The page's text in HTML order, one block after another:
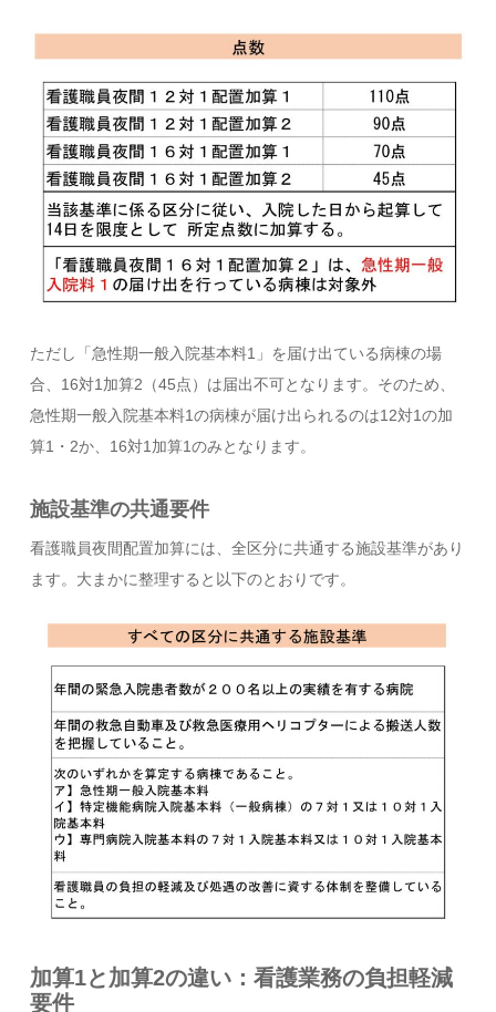
ただし「急性期一般入院基本料1」を届け出ている病棟の場
合、16対1加算2（45点）は届出不可となります。そのため、
急性期一般入院基本料1の病棟が届け出られるのは12対1の加
算1・2か、16対1加算1のみとなります。
施設基準の共通要件
看護職員夜間配置加算には、全区分に共通する施設基準があり
ます。大まかに整理すると以下のとおりです。
加算1と加算2の違い：看護業務の負担軽減
要件